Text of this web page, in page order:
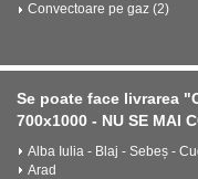
Convectoare pe gaz (2)
Se poate face livrarea
700x1000 - NU SE MAI
Alba Iulia - Blaj - Sebeș -
Arad